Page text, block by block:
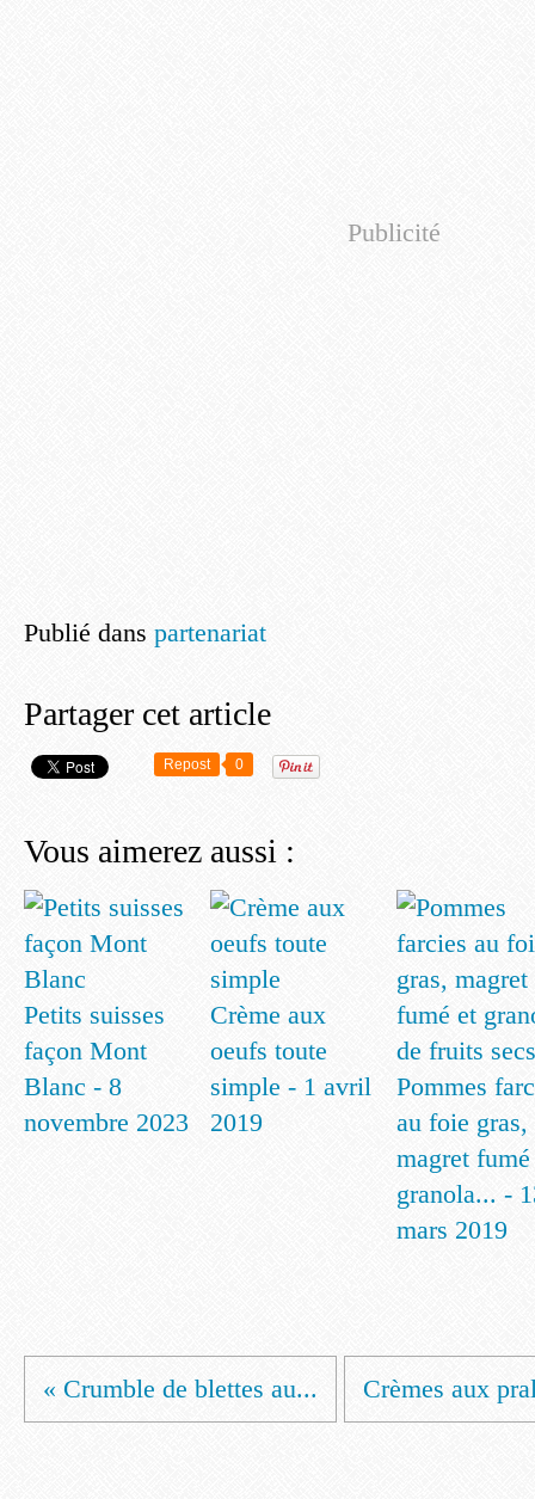
Publicité
Publié dans partenariat
Partager cet article
Repost 0
Vous aimerez aussi :
Petits suisses
façon Mont
Blanc - 8
novembre 2023
Crème aux
oeufs toute
simple - 1 avril
2019
Pommes
au foie gras,
magret
granola... -
mars 2019
« Crumble de blettes au... Crèmes aux